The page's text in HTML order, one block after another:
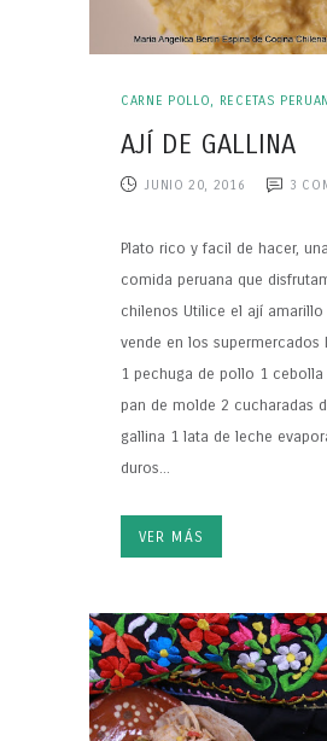
CARNE POLLO, RECETAS
AJÍ DE GALLINA
JUNIO 20, 2016 3
Plato rico y facil de hacer,
comida peruana que
chilenos Utilice el ají amarillo
vende en los supermercados
1 pechuga de pollo 1 cebolla
pan de molde 2 cucharadas
gallina 1 lata de leche
duros...
VER MÁS